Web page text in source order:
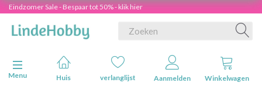
Eindzomer Sale - Bespaar tot 50% - klik hier
Navigatie in-/uitschakelen
Menu
Huis verlanglijst Aanmelden Winkelwagen